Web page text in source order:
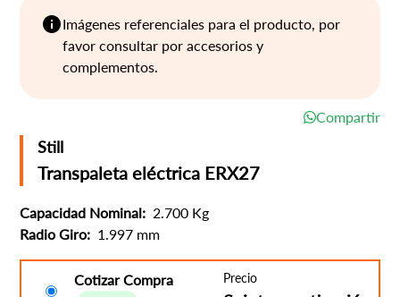
Imágenes referenciales para el producto, por
favor consultar por accesorios y
complementos.
Compartir
Still
Transpaleta eléctrica ERX27
Capacidad Nominal: 2.700 Kg
Radio Giro: 1.997 mm
Cotizar Compra Precio